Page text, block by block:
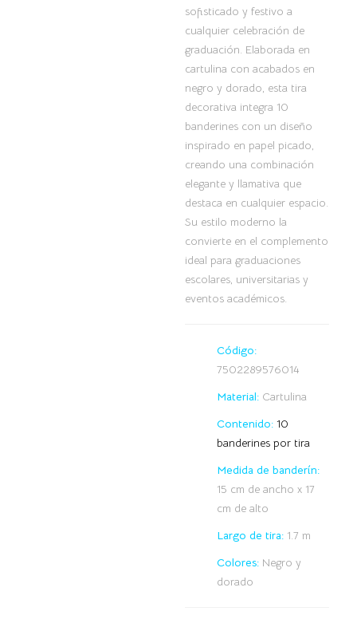
sofisticado y festivo a
cualquier celebración de
graduación. Elaborada en
cartulina con acabados en
negro y dorado, esta tira
decorativa integra 10
banderines con un diseño
inspirado en papel picado,
creando una combinación
elegante y llamativa que
destaca en cualquier espacio.
Su estilo moderno la
convierte en el complemento
ideal para graduaciones
escolares, universitarias y
eventos académicos.
Código:
7502289576014
Material: Cartulina
Contenido: 10
banderines por tira
Medida de banderín:
15 cm de ancho x 17
cm de alto
Largo de tira: 1.7 m
Colores: Negro y
dorado